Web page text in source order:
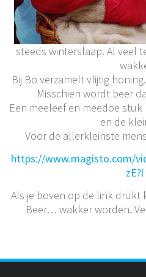
steeds winterslaap. Al veel
Bij Bo verzamelt vlijtig
Misschien wordt beer
Een meeleef en meedoe
en de
Voor de allerkleinste
https://www.magisto.com/
zE?l
Als je boven op de link drukt
Beer… wakker worden.